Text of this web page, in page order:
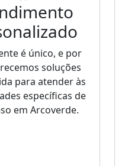
é único, e por
soluções
para atender às
específicas de
em Arcoverde.